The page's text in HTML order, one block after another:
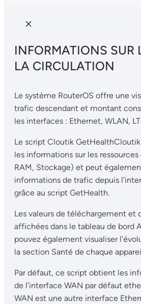
INFORMATIONS SUR
LA CIRCULATION
Le système RouterOS offre une
trafic descendant et montant
les interfaces : Ethernet, WLAN,
Le script Cloutik
les informations sur les ressources
RAM, Stockage) et peut
informations de trafic depuis
grâce au script GetHealth.
Les valeurs de téléchargement et
affichées dans le tableau de bord
pouvez également visualiser
la section Santé de chaque
Par défaut, ce script obtient les
de l’interface WAN par défaut
WAN est une autre interface